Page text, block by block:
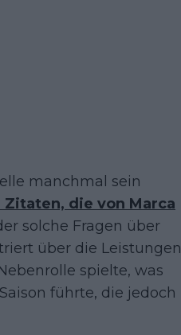
manchmal sein
Zitaten, die von Marca
solche Fragen über
über die Leistungen
spielte, was
führte, die jedoch